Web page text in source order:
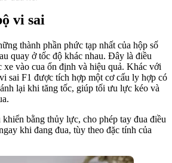
vi sai
thành phần phức tạp nhất của hộp số
quay ở tốc độ khác nhau. Đây là điều
xe vào cua ổn định và hiệu quả. Khác với
sai F1 được tích hợp một cơ cấu ly hợp có
lại khi tăng tốc, giúp tối ưu lực kéo và
bằng thủy lực, cho phép tay đua điều
khi đang đua, tùy theo đặc tính của